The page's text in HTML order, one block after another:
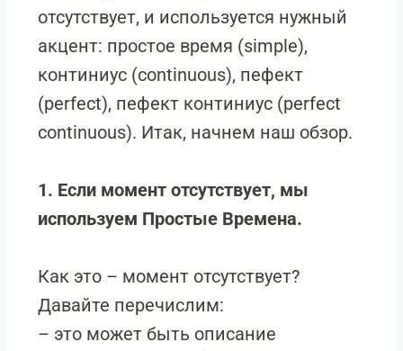
отсутствует, и используется нужный
акцент: простое время (simple),
континиус (continuous), пефект
(perfect), пефект континиус (perfect
continuous). Итак, начнем наш обзор.
1. Если момент отсутствует, мы
используем Простые Времена.
Как это – момент отсутствует?
Давайте перечислим:
– это может быть описание